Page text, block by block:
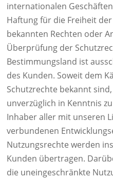
internationalen
Haftung für die Freiheit
bekannten Rechten oder
Überprüfung der
Bestimmungsland ist
des Kunden. Soweit dem
Schutzrechte bekannt
unverzüglich in Kenntnis
Inhaber aller mit unseren
verbundenen
Nutzungsrechte werden
Kunden übertragen.
die uneingeschränkte